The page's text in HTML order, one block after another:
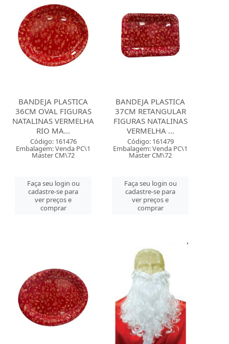
BANDEJA PLASTICA
36CM OVAL FIGURAS
NATALINAS VERMELHA
RIO MA...
Código: 161476
Embalagem: Venda PC\1
Master CM\72
Faça seu login ou
cadastre-se para
ver preços e
comprar
BANDEJA PLASTICA
37CM RETANGULAR
FIGURAS NATALINAS
VERMELHA ...
Código: 161479
Embalagem: Venda PC\1
Master CM\72
Faça seu login ou
cadastre-se para
ver preços e
comprar